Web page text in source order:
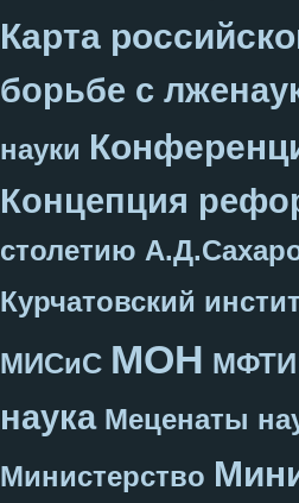
Карта
борьбе с
науки
Концепция
столетию
Курчатовский
МИСиС МОН МФТИ
наука Меценаты
Министерство